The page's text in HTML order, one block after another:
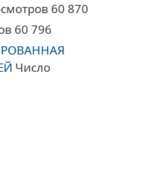
60 870
60 796
Число